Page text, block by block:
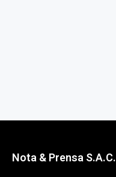
Nota & Prensa S.A.C.